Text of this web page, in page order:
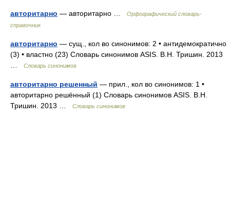
авторитарно — авторитарно …
Орфографический словарь-
справочник
авторитарно — сущ., кол во синонимов: 2 • антидемократично
(3) • властно (23) Словарь синонимов ASIS. В.Н. Тришин. 2013
Словарь синонимов
авторитарно решенный — прил., кол во синонимов: 1 •
авторитарно решённый (1) Словарь синонимов ASIS. В.Н.
Тришин. 2013 …
Словарь синонимов